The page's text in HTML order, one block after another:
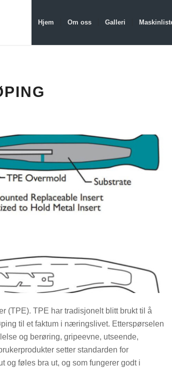
Hjem Om oss Galleri
(TPE). TPE har tradisjonelt blitt brukt til å
til et faktum i næringslivet. Etterspørselen
og berøring, gripeevne, utseende,
setter standarden for
og føles bra ut, og som fungerer godt i